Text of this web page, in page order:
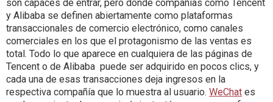
son capaces de entrar, pero donde compañías como Tencent
y Alibaba se definen abiertamente como plataformas
transaccionales de comercio electrónico, como canales
comerciales en los que el protagonismo de las ventas es
total. Todo lo que aparece en cualquiera de las páginas de
Tencent o de Alibaba puede ser adquirido en pocos clics, y
cada una de esas transacciones deja ingresos en la
respectiva compañía que lo muestra al usuario. WeChat es